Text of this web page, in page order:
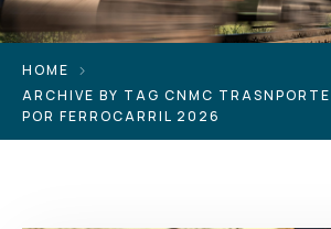
HOME
ARCHIVE BY TAG CNMC
POR FERROCARRIL 2026